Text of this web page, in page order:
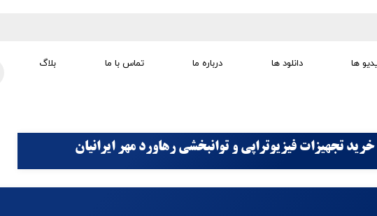
تجهیزات الکترو تراپی
ها دانلود ها درباره ما تماس با ما بلاگ
خرید تجهیزات فیزیوتراپی و توانبخشی رهاورد مهر ایرانیان